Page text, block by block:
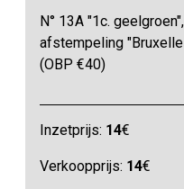
N° 13A "1c.
afstempeling
(OBP €40)
Inzetprijs: 14€
Verkoopprijs: 14€